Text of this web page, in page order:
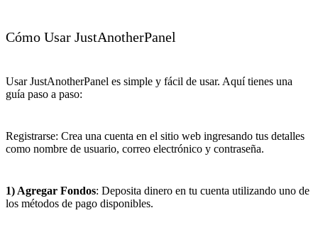
Cómo Usar JustAnotherPanel
Usar JustAnotherPanel es simple y fácil de usar. Aquí tienes una
guía paso a paso:
Registrarse: Crea una cuenta en el sitio web ingresando tus detalles
como nombre de usuario, correo electrónico y contraseña.
1) Agregar Fondos: Deposita dinero en tu cuenta utilizando uno de
los métodos de pago disponibles.